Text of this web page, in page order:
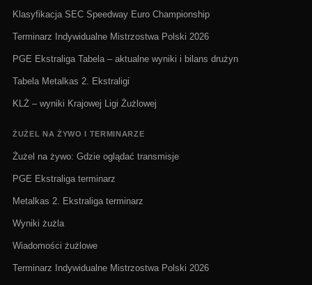
Klasyfikacja SEC Speedway Euro Championship
Terminarz Indywidualne Mistrzostwa Polski 2026
PGE Ekstraliga Tabela – aktualne wyniki i bilans drużyn
Tabela Metalkas 2. Ekstraligi
KLŻ – wyniki Krajowej Ligi Żużlowej
ŻUŻEL NA ŻYWO I TERMINARZE
Żużel na żywo: Gdzie oglądać transmisje
PGE Ekstraliga terminarz
Metalkas 2. Ekstraliga terminarz
Wyniki żużla
Wiadomości żużlowe
Terminarz Indywidualne Mistrzostwa Polski 2026